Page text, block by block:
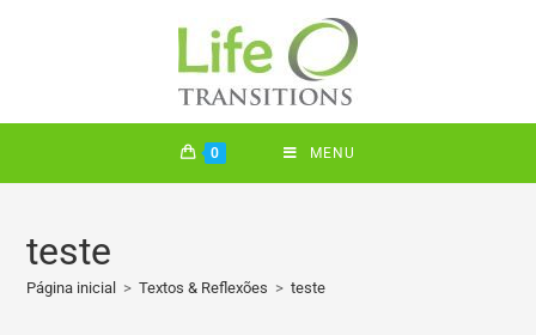
0 MENU
teste
Página inicial > Textos & Reflexões > teste